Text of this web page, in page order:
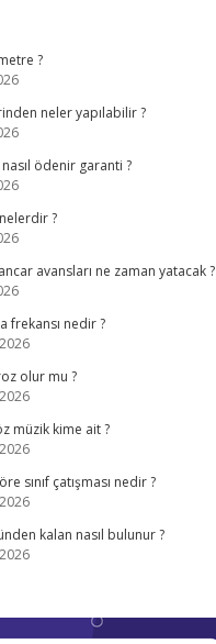
?
neler yapılabilir ?
ödenir garanti ?
?
avansları ne zaman yatacak ?
frekansı nedir ?
olur mu ?
müzik kime ait ?
sınıf çatışması nedir ?
kalan nasıl bulunur ?